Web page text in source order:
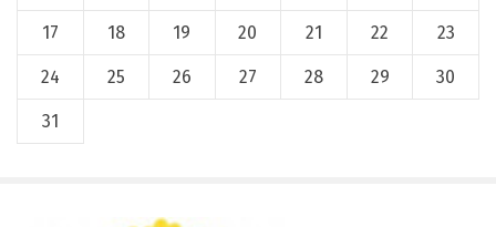
17 18 19 20 21 22 23
24 25 26 27 28 29 30
31